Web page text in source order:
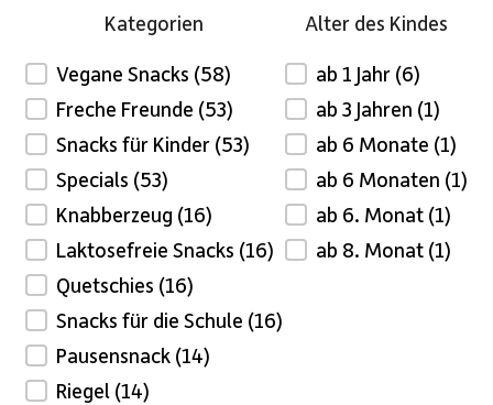
Kategorien
Product Archive - Categories
Vegane Snacks (58)
Freche Freunde (53)
Snacks für Kinder (53)
Specials (53)
Knabberzeug (16)
Laktosefreie Snacks (16)
Quetschies (16)
Snacks für die Schule (16)
Pausensnack (14)
Riegel (14)
Alter des Kindes
Alter des Kindes
ab 1 Jahr (6)
ab 3 Jahren (1)
ab 6 Monate (1)
ab 6 Monaten (1)
ab 6. Monat (1)
ab 8. Monat (1)